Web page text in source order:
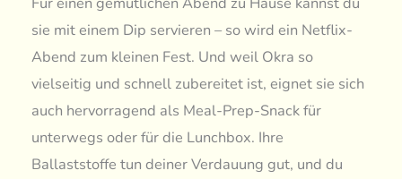
sie mit einem Dip servieren – so wird ein Netflix-
Abend zum kleinen Fest. Und weil Okra so
vielseitig und schnell zubereitet ist, eignet sie sich
auch hervorragend als Meal-Prep-Snack für
unterwegs oder für die Lunchbox. Ihre
Ballaststoffe tun deiner Verdauung gut, und du